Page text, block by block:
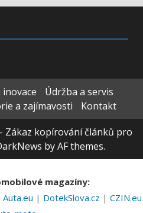
Údržba a servis
a zajímavosti
Kontakt
Zákaz kopírování článků pro
by AF themes.
magazíny:
Auta.eu | DotekSlova.cz | CZIN.eu